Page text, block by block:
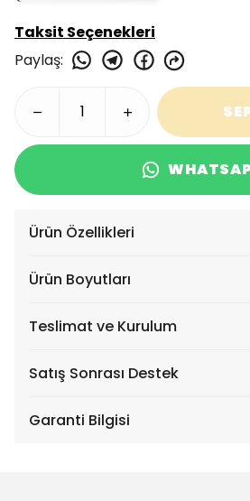
Taksit Seçenekleri
Paylaş:
Ürün Özellikleri
Ürün Boyutları
Teslimat ve Kurulum
Satış Sonrası Destek
Garanti Bilgisi